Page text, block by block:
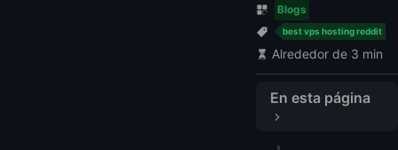
Blogs
best vps hosting reddit
Alrededor de 3 min
En esta página